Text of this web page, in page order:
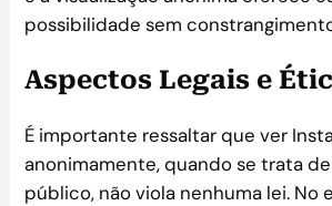
possibilidade sem
Aspectos Legais e
É importante ressaltar que ver
anonimamente, quando se trata
público, não viola nenhuma lei. No